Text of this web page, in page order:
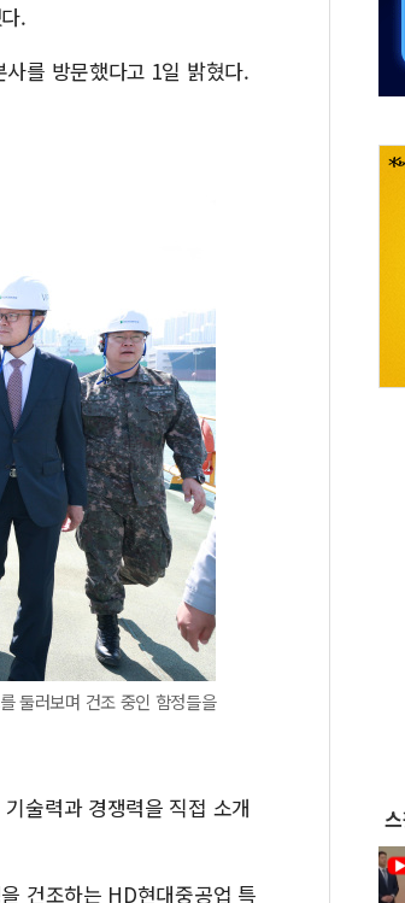
투데이] 특공 전략도 '극과 극'…생애최초만 경쟁 치
황] 비트코인 6만4000달러대 횡보…고래·ETF 매수
.
를 방문했다고 1일 밝혔다.
둘러보며 건조 중인 함정들을
술력과 경쟁력을 직접 소개
건조하는 HD현대중공업 특